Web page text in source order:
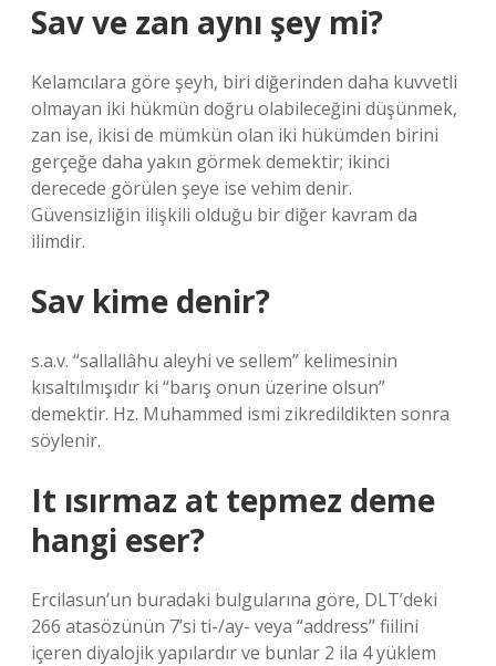
Sav ve zan aynı şey mi?
Kelamcılara göre şeyh, biri diğerinden daha kuvvetli
olmayan iki hükmün doğru olabileceğini düşünmek,
zan ise, ikisi de mümkün olan iki hükümden birini
gerçeğe daha yakın görmek demektir; ikinci
derecede görülen şeye ise vehim denir.
Güvensizliğin ilişkili olduğu bir diğer kavram da
ilimdir.
Sav kime denir?
s.a.v. “sallallâhu aleyhi ve sellem” kelimesinin
kısaltılmışıdır ki “barış onun üzerine olsun”
demektir. Hz. Muhammed ismi zikredildikten sonra
söylenir.
It ısırmaz at tepmez deme
hangi eser?
Ercilasun’un buradaki bulgularına göre, DLT’deki
266 atasözünün 7’si ti-/ay- veya “address” fiilini
içeren diyalojik yapılardır ve bunlar 2 ila 4 yüklem